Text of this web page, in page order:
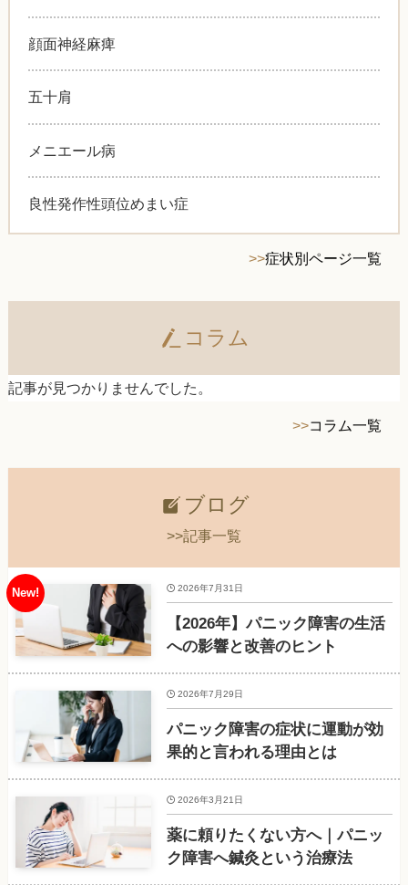
顔面神経麻痺
五十肩
メニエール病
良性発作性頭位めまい症
>>症状別ページ一覧
コラム
記事が見つかりませんでした。
>>コラム一覧
ブログ
>>記事一覧
【2026年】パニック障害の生活
への影響と改善のヒント
2026年7月31日
パニック障害の症状に運動が効
果的と言われる理由とは
2026年7月29日
薬に頼りたくない方へ｜パニッ
ク障害へ鍼灸という治療法
2026年3月21日